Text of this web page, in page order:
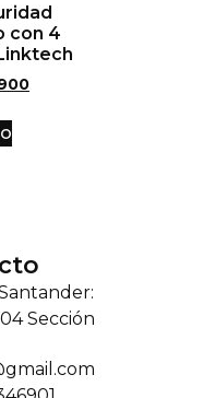
con 4
Sección